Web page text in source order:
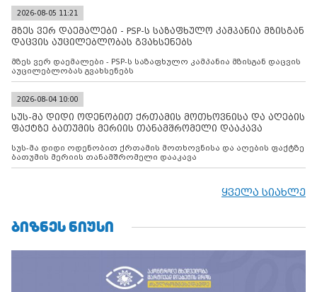
2026-08-05 11:21
მზეს ვერ დაემალები - PSP-ს საზაფხულო კამპანია მზისგან
დაცვის აუცილებლობას გვახსენებს
მზეს ვერ დაემალები - PSP-ს საზაფხულო კამპანია მზისგან დაცვის
აუცილებლობას გვახსენებს
2026-08-04 10:00
სუს-მა დიდი ოდენობით ქრთამის მოთხოვნისა და აღების
ფაქტზე ბათუმის მერიის თანამშრომელი დააკავა
სუს-მა დიდი ოდენობით ქრთამის მოთხოვნისა და აღების ფაქტზე
ბათუმის მერიის თანამშრომელი დააკავა
ყველა სიახლე
ᲑᲘᲖᲜᲔᲡ ᲜᲘᲣᲡᲘ